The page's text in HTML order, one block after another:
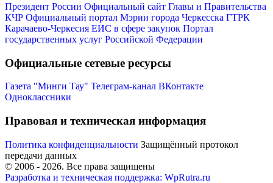
Президент России Официальный сайт Главы и Правительства
КЧР Официальный портал Мэрии города Черкесска ГТРК
Карачаево-Черкесия ЕИС в сфере закупок Портал
государственных услуг Российской Федерации
Официальные сетевые ресурсы
Газета "Минги Тау" Телеграм-канал ВКонтакте
Одноклассники
Правовая и техническая информация
Политика конфиденциальности Защищённый протокол
передачи данных
© 2006 - 2026. Все права защищены
Разработка и техническая поддержка: WpRutra.ru